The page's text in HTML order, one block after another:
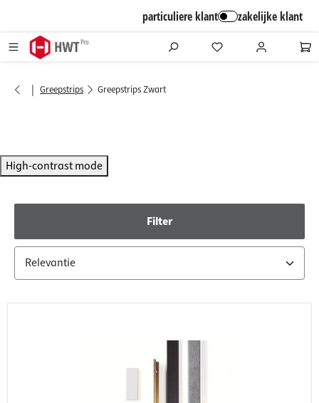
particuliere klant zakelijke klant
| Greepstrips Greepstrips Zwart
High-contrast mode
Filter